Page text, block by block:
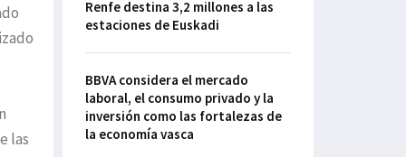
las
Renfe destina 3,2 millones a las
estaciones de Euskadi
BBVA considera el mercado
laboral, el consumo privado y la
inversión como las fortalezas de
la economía vasca